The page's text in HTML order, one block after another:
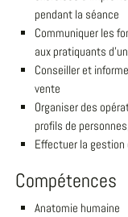
pendant la séance
Communiquer les
aux pratiquants
Conseiller et
vente
Organiser des
profils de
Effectuer la
Compétences
Anatomie humaine